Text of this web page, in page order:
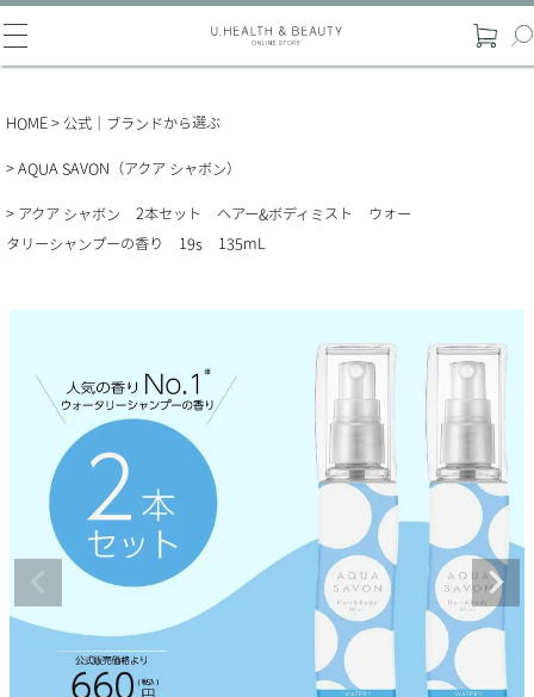
HOME 公式｜ブランドから選ぶ
AQUA SAVON（アクア シャボン）
アクア シャボン 2本セット ヘアー&ボディミスト ウォー
タリーシャンプーの香り 19s 135mL